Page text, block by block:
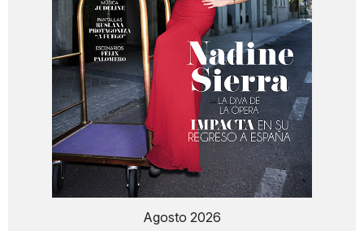
Agosto 2026